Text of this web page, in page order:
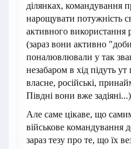
ділянках, командування
нарощувати потужність
активного використання
(зараз вони активно
поналювлювали у так
незабаром в хід підуть
власне, російські,
Півдні вони вже
Але саме цікаве, що
військове командування
зараз тезу про те, що їх